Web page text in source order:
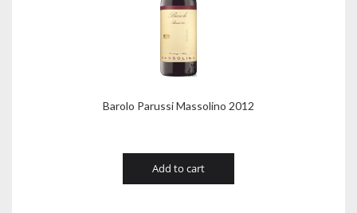
Barolo Parussi Massolino 2012
Add to cart